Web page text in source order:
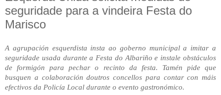
seguridade para a vindeira Festa do
Marisco
A agrupación esquerdista insta ao goberno municipal a imitar a
seguridade usada durante a Festa do Albariño e instale obstáculos
de formigón para pechar o recinto da festa. Tamén pide que
busquen a colaboración doutros concellos para contar con máis
efectivos da Policía Local durante o evento gastronómico.